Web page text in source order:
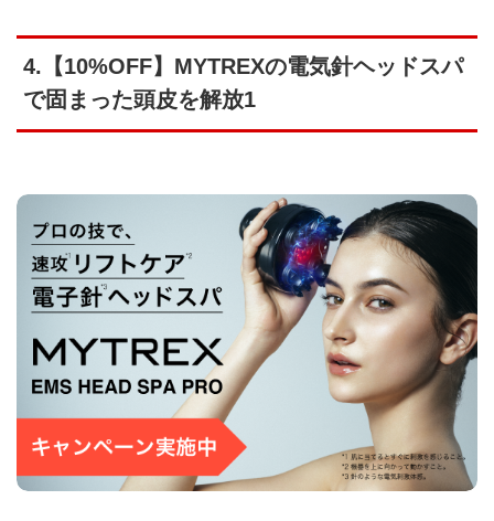
4.【10%OFF】MYTREXの電気針ヘッドスパ
で固まった頭皮を解放1